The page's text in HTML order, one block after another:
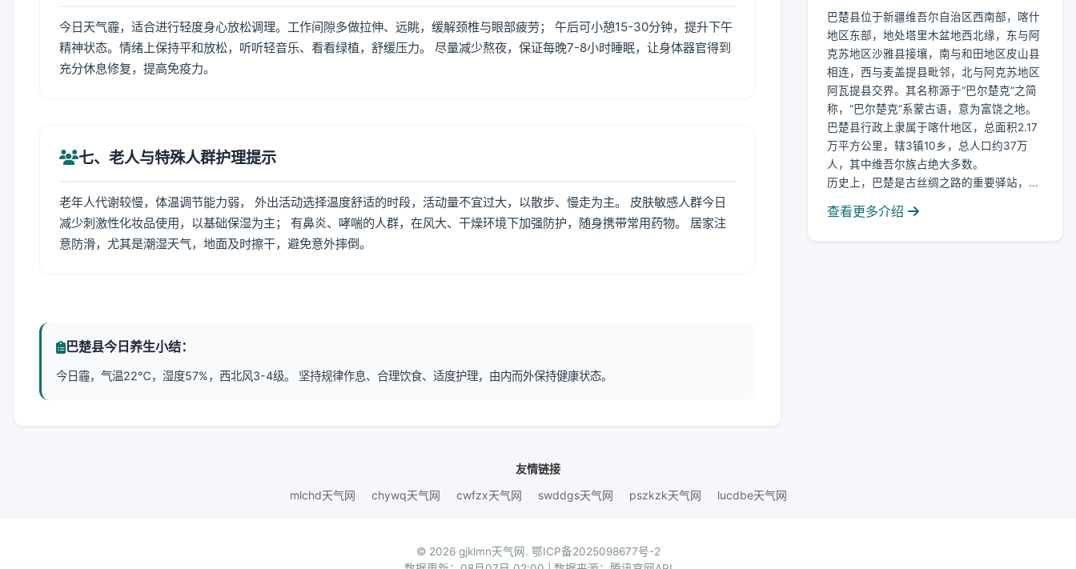
今日天气霾，适合进行轻度身心放松调理。工作间隙多做拉伸、远眺，缓解颈椎与眼部疲劳； 午后可小憩15-30分钟，提升下午
精神状态。情绪上保持平和放松，听听轻音乐、看看绿植，舒缓压力。 尽量减少熬夜，保证每晚7-8小时睡眠，让身体器官得到
充分休息修复，提高免疫力。
七、老人与特殊人群护理提示
老年人代谢较慢，体温调节能力弱， 外出活动选择温度舒适的时段，活动量不宜过大，以散步、慢走为主。 皮肤敏感人群今日
减少刺激性化妆品使用，以基础保湿为主； 有鼻炎、哮喘的人群，在风大、干燥环境下加强防护，随身携带常用药物。 居家注
意防滑，尤其是潮湿天气，地面及时擦干，避免意外摔倒。
巴楚县今日养生小结：
今日霾，气温22℃，湿度57%，西北风3-4级。 坚持规律作息、合理饮食、适度护理，由内而外保持健康状态。
巴楚县位于新疆维吾尔自治区西南部，喀什
地区东部，地处塔里木盆地西北缘，东与阿
克苏地区沙雅县接壤，南与和田地区皮山县
相连，西与麦盖提县毗邻，北与阿克苏地区
阿瓦提县交界。其名称源于“巴尔楚克”之简
称，“巴尔楚克”系蒙古语，意为富饶之地。
巴楚县行政上隶属于喀什地区，总面积2.17
万平方公里，辖3镇10乡，总人口约37万
人，其中维吾尔族占绝大多数。
历史上，巴楚是古丝绸之路的重要驿站，...
查看更多介绍
友情链接
mlchd天气网
chywq天气网 cwfzx天气网 swddgs天气网 pszkzk天气网 lucdbe天气网
© 2026 gjklmn天气网. 鄂ICP备2025098677号-2